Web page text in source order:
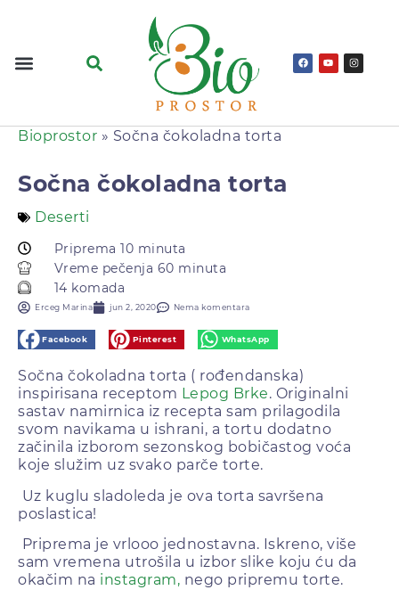
Bioprostor » Sočna čokoladna torta
Sočna čokoladna torta
Deserti
Priprema 10 minuta
Vreme pečenja 60 minuta
14 komada
Erceg Marina jun 2, 2020 Nema komentara
Facebook Pinterest WhatsApp
Sočna čokoladna torta ( rođendanska)
inspirisana receptom Lepog Brke. Originalni
sastav namirnica iz recepta sam prilagodila
svom navikama u ishrani, a tortu dodatno
začinila izborom sezonskog bobičastog voća
koje služim uz svako parče torte.
Uz kuglu sladoleda je ova torta savršena
poslastica!
Priprema je vrlooo jednostavna. Iskreno, više
sam vremena utrošila u izbor slike koju ću da
okačim na instagram, nego pripremu torte.